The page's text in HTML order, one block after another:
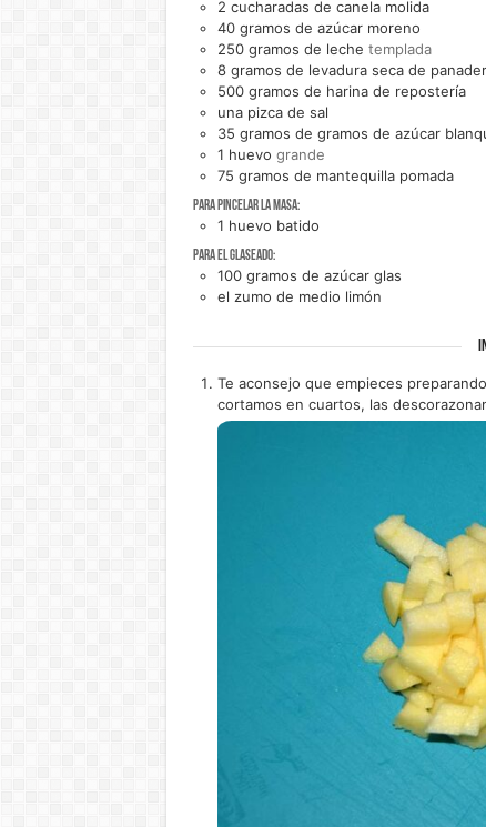
2 cucharadas de canela molida
40 gramos de azúcar moreno
250 gramos de leche templada
8 gramos de levadura seca de
500 gramos de harina de repostería
una pizca de sal
35 gramos de gramos de azúcar
1 huevo grande
75 gramos de mantequilla pomada
Para pincelar la masa:
1 huevo batido
Para el glaseado:
100 gramos de azúcar glas
el zumo de medio limón
Te aconsejo que empieces
cortamos en cuartos, las